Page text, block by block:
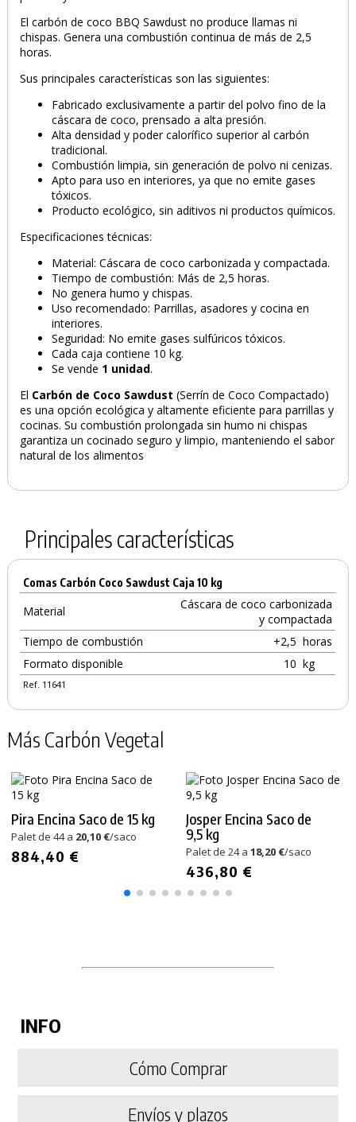
PRODUCTO AÑADIDO AL CARRITO
El carbón de coco BBQ Sawdust no produce llamas ni
chispas. Genera una combustión continua de más de 2,5
horas.
Sus principales características son las siguientes:
Fabricado exclusivamente a partir del polvo fino de la
cáscara de coco, prensado a alta presión.
Alta densidad y poder calorífico superior al carbón
tradicional.
Combustión limpia, sin generación de polvo ni cenizas.
Apto para uso en interiores, ya que no emite gases
tóxicos.
Producto ecológico, sin aditivos ni productos químicos.
Especificaciones técnicas:
Material: Cáscara de coco carbonizada y compactada.
Tiempo de combustión: Más de 2,5 horas.
No genera humo y chispas.
Uso recomendado: Parrillas, asadores y cocina en
interiores.
Seguridad: No emite gases sulfúricos tóxicos.
Cada caja contiene 10 kg.
Se vende 1 unidad.
El Carbón de Coco Sawdust (Serrín de Coco Compactado)
es una opción ecológica y altamente eficiente para parrillas y
cocinas. Su combustión prolongada sin humo ni chispas
garantiza un cocinado seguro y limpio, manteniendo el sabor
natural de los alimentos
Principales características
Comas Carbón Coco Sawdust Caja 10 kg
Material
Cáscara de coco carbonizada
y compactada
Tiempo de combustión
+2,5 horas
Formato disponible
10 kg
Ref. 11641
Más Carbón Vegetal
Pira Encina Saco de 15 kg
Palet de 44 a 20,10 €/saco
884,40 €
Josper Encina Saco de
9,5 kg
Palet de 24 a 18,20 €/saco
436,80 €
INFO
Cómo Comprar
Envíos y plazos